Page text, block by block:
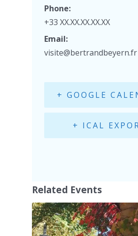
Phone:
+33 XX.XX.XX.XX.XX
Email:
visite@bertrandbeyern.fr
+ GOOGLE
+ ICAL
Related Events